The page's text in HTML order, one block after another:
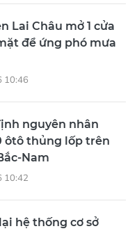
Lai Châu mở 1 cửa
để ứng phó mưa
10:46
nguyên nhân
ôtô thủng lốp trên
Nam
10:42
hệ thống cơ sở